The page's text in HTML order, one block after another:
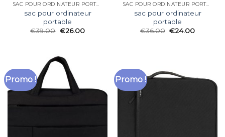
SAC POUR ORDINATEUR PORTABLE
sac pour ordinateur
portable
€39.00 €26.00
SAC POUR ORDINATEUR PORTABLE
sac pour ordinateur
portable
€36.00 €24.00
Promo ! Promo !